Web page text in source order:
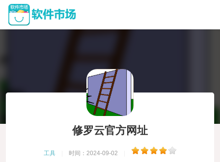
修罗云官方网址
工具 时间：2024-09-02